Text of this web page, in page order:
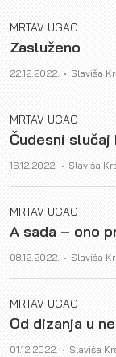
MRTAV UGAO
Zasluženo
22.12.2022. Author
Slaviša
MRTAV UGAO
Čudesni
16.12.2022. Author
Slaviša
MRTAV UGAO
A sada – ono
08.12.2022. Author
Slaviša
MRTAV UGAO
Od dizanja u
01.12.2022. Author
Slaviša